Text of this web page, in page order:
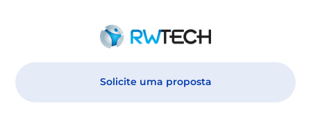
Solicite uma proposta